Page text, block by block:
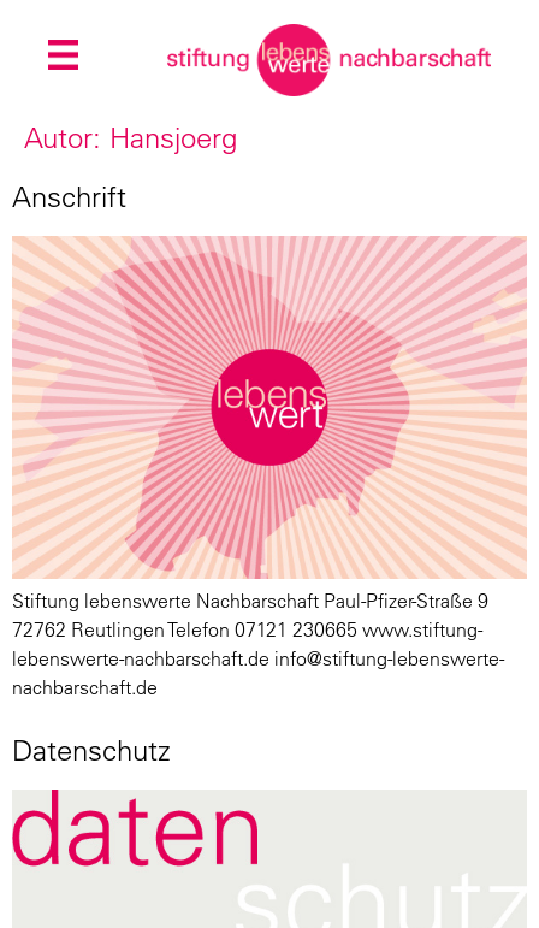
Autor: Hansjoerg
Anschrift
Stiftung lebenswerte Nachbarschaft Paul-Pfizer-Straße 9
72762 Reutlingen Telefon 07121 230665 www.stiftung-
lebenswerte-nachbarschaft.de info@stiftung-lebenswerte-
nachbarschaft.de
Datenschutz